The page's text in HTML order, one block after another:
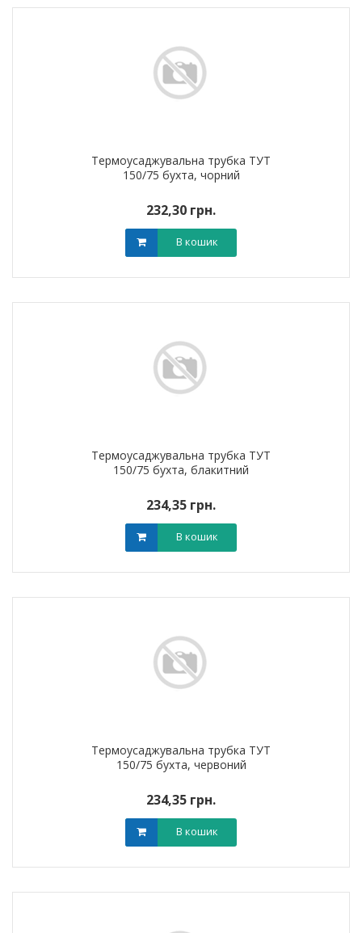
Термоусаджувальна трубка ТУТ
150/75 бухта, чорний
232,30 грн.
В кошик
Термоусаджувальна трубка ТУТ
150/75 бухта, блакитний
234,35 грн.
В кошик
Термоусаджувальна трубка ТУТ
150/75 бухта, червоний
234,35 грн.
В кошик